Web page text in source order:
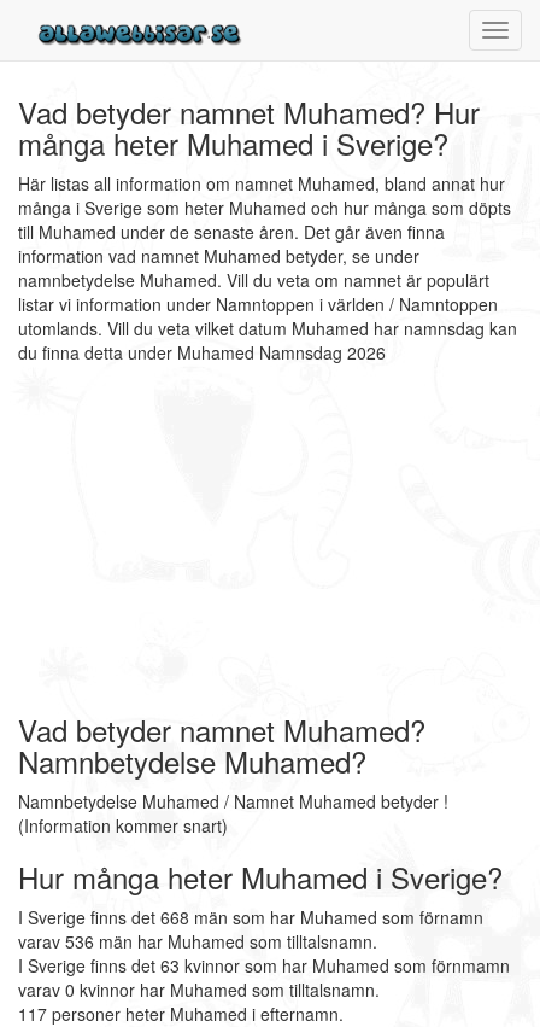
Vad betyder namnet Muhamed? Hur
många heter Muhamed i Sverige?
Här listas all information om namnet Muhamed, bland annat hur
många i Sverige som heter Muhamed och hur många som döpts
till Muhamed under de senaste åren. Det går även finna
information vad namnet Muhamed betyder, se under
namnbetydelse Muhamed. Vill du veta om namnet är populärt
listar vi information under Namntoppen i världen / Namntoppen
utomlands. Vill du veta vilket datum Muhamed har namnsdag kan
du finna detta under Muhamed Namnsdag 2026
Vad betyder namnet Muhamed?
Namnbetydelse Muhamed?
Namnbetydelse Muhamed / Namnet Muhamed betyder !
(Information kommer snart)
Hur många heter Muhamed i Sverige?
I Sverige finns det 668 män som har Muhamed som förnamn
varav 536 män har Muhamed som tilltalsnamn.
I Sverige finns det 63 kvinnor som har Muhamed som förnmamn
varav 0 kvinnor har Muhamed som tilltalsnamn.
117 personer heter Muhamed i efternamn.